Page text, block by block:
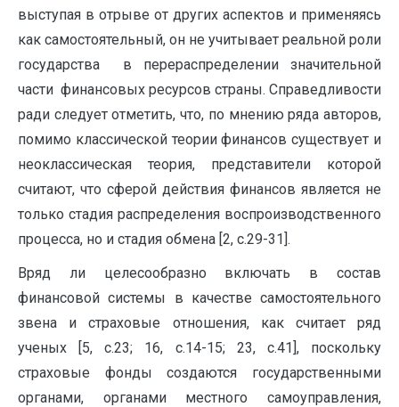
выступая в отрыве от других аспектов и применяясь
как самостоятельный, он не учитывает реальной роли
государства в перераспределении значительной
части финансовых ресурсов страны. Справедливости
ради следует отметить, что, по мнению ряда авторов,
помимо классической теории финансов существует и
неоклассическая теория, представители которой
считают, что сферой действия финансов является не
только стадия распределения воспроизводственного
процесса, но и стадия обмена [2, с.29-31].
Вряд ли целесообразно включать в состав
финансовой системы в качестве самостоятельного
звена и страховые отношения, как считает ряд
ученых [5, с.23; 16, с.14-15; 23, с.41], поскольку
страховые фонды создаются государственными
органами, органами местного самоуправления,